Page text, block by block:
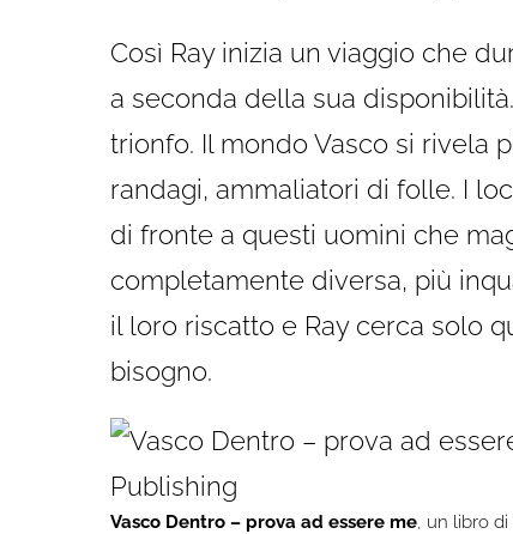
Così Ray inizia un viaggio che
a seconda della sua
trionfo. Il mondo Vasco si rivela
randagi, ammaliatori di folle. I
di fronte a questi uomini che
completamente diversa, più
il loro riscatto e Ray cerca solo
bisogno.
Vasco Dentro – prova ad essere me, un libro